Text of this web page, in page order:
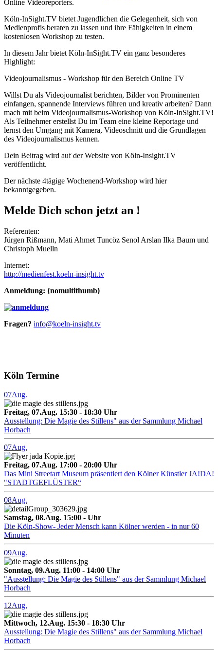
Online Videoreporters.
Köln-InSight.TV bietet Jugendlichen die Gelegenheit, sich von
Medienprofis beraten zu lassen und ihre Fähigkeiten in einem
kostenlosen Workshop zu testen.
In diesem Jahr bietet Köln-InSight.TV ein ganz besonderes
Highlight:
Videojournalismus - Workshop für den Bereich Online TV
Willst Du als Videojournalist berichten, Bilder von Prominenten
einfangen, spannende Interviews führen und kreativ arbeiten? Dann
mach mit beim Videojournalismus-Workshop von Köln-InSight.TV!
Als Teilnehmer erstellst Du im Team eine kleine Reportage und
lernst den Umgang mit Kamera, Videoschnitt und die Grundlagen
des Videojournalismus kennen.
Dein Beitrag wird auf der Website von Köln-Insight.TV
veröffentlicht.
Der nächste 4tägige Wochenend-Workshop wird hier
bekanntgegeben.
Melde Dich schon jetzt an !
Referenten:
Jürgen Rißmann, Mati Ahmet Tuncöz Senol Arslan Ilka Baum und
Christoph Muelln
Internet:
http://medienfest.koeln-insight.tv
Anmeldung: {nomultithumb}
Fragen? info@koeln-insight.tv
Köln Termine
07Aug.
Freitag, 07.Aug. 15:30 - 18:30 Uhr
Ausstellung: Die Magie des Stillens" aus der Sammlung Michael
Horbach
07Aug.
Freitag, 07.Aug. 17:00 - 20:00 Uhr
Das Mini Streetart Museum präsentiert den Kölner Künstler JA!DA!
"STADTGEFLÜSTER“
08Aug.
Samstag, 08.Aug. 15:00 - Uhr
Die Köln-Show- Jeder Mensch kann Kölner werden - in nur 60
Minuten
09Aug.
Sonntag, 09.Aug. 11:00 - 14:00 Uhr
"Ausstellung: Die Magie des Stillens" aus der Sammlung Michael
Horbach
12Aug.
Mittwoch, 12.Aug. 15:30 - 18:30 Uhr
Ausstellung: Die Magie des Stillens" aus der Sammlung Michael
Horbach